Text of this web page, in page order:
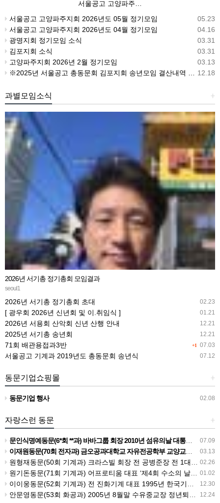
서울공고 고양파주…
05.23
서울공고 고양파주지회 2026년도 05월 정기모임
04.16
서울공고 고양파주지회 2026년도 04월 정기모임
03.31
광명지회 정기모임 소식
03.31
김포지회 소식
03.13
고양파주지회 2026년 2월 정기모임
12.18
※2025년 서울공고 총동문회 김포지회 송년모임 결산내역 공지드립니다※
+
과별모임소식
2026년 서기총 정기총회 모임결과
seoul1
02.23
2026년 서기총 정기총회 초대
01.21
[ 광우회 2026년 신년회 및 이.취임식 ]
12.21
2026년 서용회 산악회 신년 산행 안내
12.21
2025년 서기총 송년회
+1 07.03
71회 배관용접과3반
07.12
서울공고 기계과 2019년도 총동문회 송년식
+
동문기업쇼핑몰
02.08
동문기업 행사
+
자랑스런 동문
07.09
문인식명예동문(6*회 **과) 바바그룹 회장 2010년 섬유의날 대통령상 수상
03.13
이재원동문(70회 전자과) 금오공과대학교 자유전공학부 교양교수 전 총장 직무대행 2012년 교육과학기술부 장관 표창 수상
02.26
원형재동문(50회 기계과) 크라스빌 회장 전 공병준장 전 1대 향군상조회장 전 공우회 회장
01.02
원기돈동문(71회 기계과) 어프로티움 대표 ‘제4회 수소의 날’ 기념식에서 기후에너지환경부 장관 표창(기관 부문)을 수상
12.30
이이웅동문(52회 기계과) 전 진화기계 대표 1995년 한국기계전 '우수 자본재 개발,로 대통령상 수상
12.24
안문영동문(53회 화공과) 2005년 8월말 수유중교장 정년퇴직－홍조근정훈장 수상 1995년 9월 28일 "제41회전국과학전람회" 국무총리상 수상